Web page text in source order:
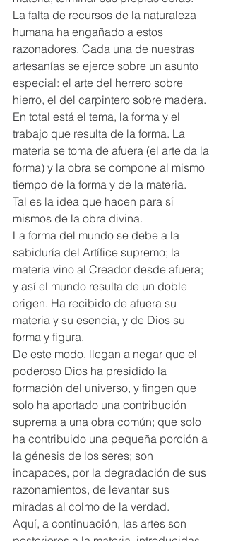
La falta de recursos de la naturaleza
humana ha engañado a estos
razonadores. Cada una de nuestras
artesanías se ejerce sobre un asunto
especial: el arte del herrero sobre
hierro, el del carpintero sobre madera.
En total está el tema, la forma y el
trabajo que resulta de la forma. La
materia se toma de afuera (el arte da la
forma) y la obra se compone al mismo
tiempo de la forma y de la materia.
Tal es la idea que hacen para sí
mismos de la obra divina.
La forma del mundo se debe a la
sabiduría del Artífice supremo; la
materia vino al Creador desde afuera;
y así el mundo resulta de un doble
origen. Ha recibido de afuera su
materia y su esencia, y de Dios su
forma y figura.
De este modo, llegan a negar que el
poderoso Dios ha presidido la
formación del universo, y fingen que
solo ha aportado una contribución
suprema a una obra común; que solo
ha contribuido una pequeña porción a
la génesis de los seres; son
incapaces, por la degradación de sus
razonamientos, de levantar sus
miradas al colmo de la verdad.
Aquí, a continuación, las artes son